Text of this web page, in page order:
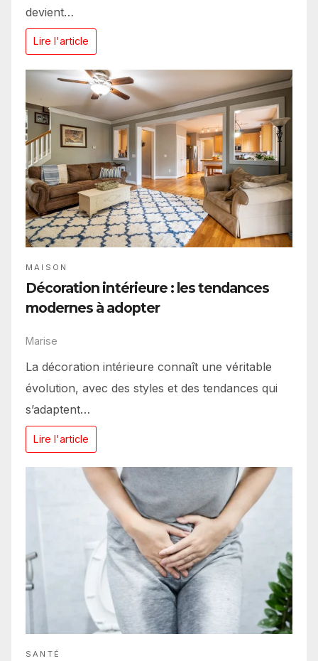
devient…
Lire l'article
MAISON
Décoration intérieure : les tendances
modernes à adopter
Marise
La décoration intérieure connaît une véritable
évolution, avec des styles et des tendances qui
s’adaptent…
Lire l'article
SANTÉ